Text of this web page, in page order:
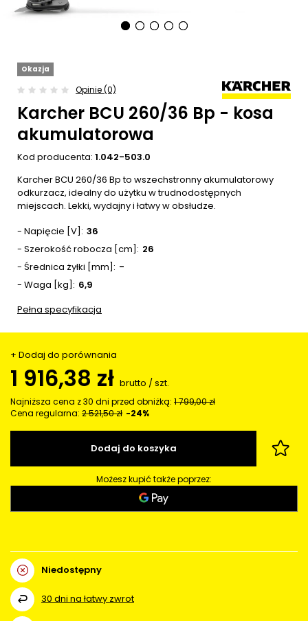
Okazja
Opinie (0)
Karcher BCU 260/36 Bp - kosa
akumulatorowa
Kod producenta: 1.042-503.0
Karcher BCU 260/36 Bp to wszechstronny akumulatorowy
odkurzacz, idealny do użytku w trudnodostępnych
miejscach. Lekki, wydajny i łatwy w obsłudze.
- Napięcie [V] 36
- Szerokość robocza [cm]
26
- Średnica żyłki [mm]
-
- Waga [kg]
6,9
Pełna specyfikacja
+ Dodaj do porównania
1 916,38 zł brutto /szt.
Najniższa cena z 30 dni przed obniżką: 1 799,00 zł
Cena regularna: 2 521,50 zł -24%
Dodaj do koszyka
Możesz kupić także poprzez:
Niedostępny
30 dni na łatwy zwrot